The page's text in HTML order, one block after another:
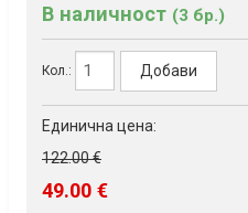
В наличност (3 бр.)
Кол.: Добави
Единична цена:
122.00 €
49.00 €